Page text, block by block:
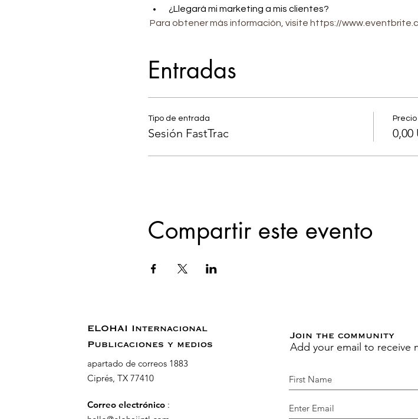
¿Llegará mi marketing a mis clientes?
Para obtener más información, visite https://
Entradas
Tipo de entrada
Sesión FastTrac
Precio
0,00
Compartir este evento
ELOHAI Internacional
Publicaciones y medios
apartado de correos 1883
Ciprés, TX 77410
Correo electrónico :
Join the community
Add your email to receive